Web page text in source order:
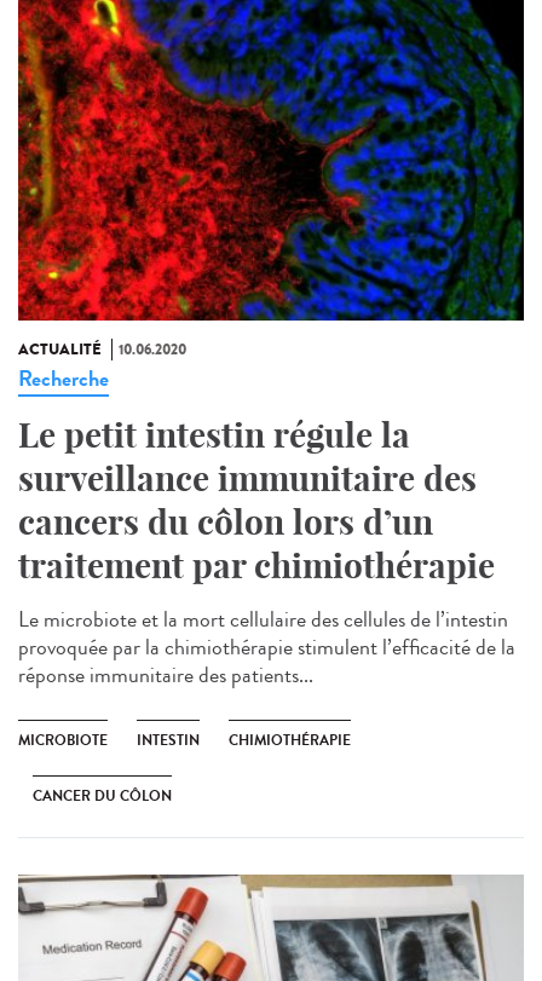
ACTUALITÉ 10.06.2020
Recherche
Le petit intestin régule la
surveillance immunitaire des
cancers du côlon lors d’un
traitement par chimiothérapie
Le microbiote et la mort cellulaire des cellules de l’intestin
provoquée par la chimiothérapie stimulent l’efficacité de la
réponse immunitaire des patients...
MICROBIOTE INTESTIN CHIMIOTHÉRAPIE
CANCER DU CÔLON